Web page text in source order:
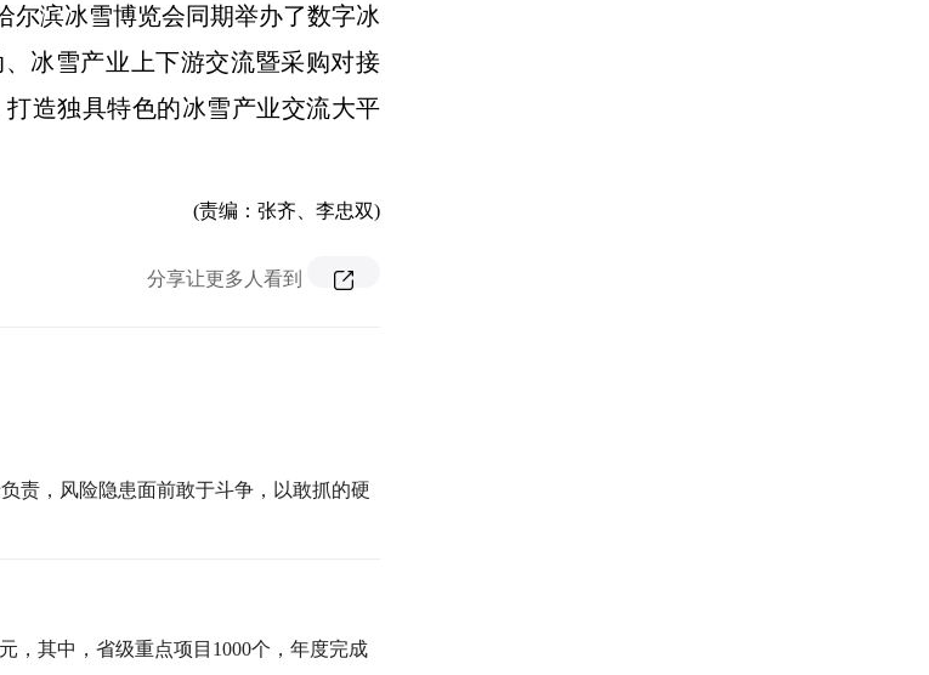
尔滨冰雪博览会同期举办了数字冰
冰雪产业上下游交流暨采购对接
造独具特色的冰雪产业交流大平
(责编：张齐、李忠双)
分享让更多人看到
责，风险隐患面前敢于斗争，以敢抓的硬
，其中，省级重点项目1000个，年度完成